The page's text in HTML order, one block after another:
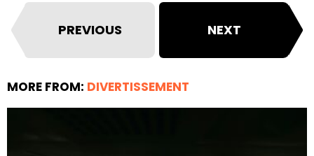
PREVIOUS NEXT
MORE FROM: DIVERTISSEMENT